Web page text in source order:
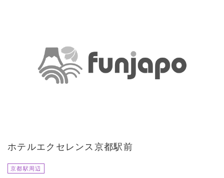
ホテルエクセレンス京都駅前
京都駅周辺